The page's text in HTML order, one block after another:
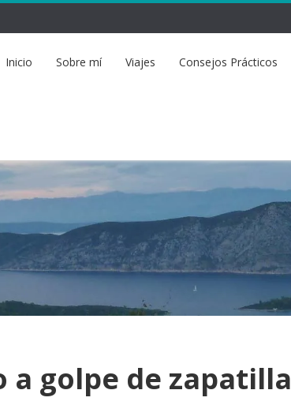
Inicio Sobre mí Viajes Consejos Prácticos
a golpe de